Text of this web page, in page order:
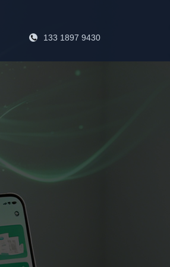
133 1897 9430